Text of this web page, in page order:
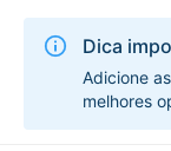
Dica
Adicione
melhores